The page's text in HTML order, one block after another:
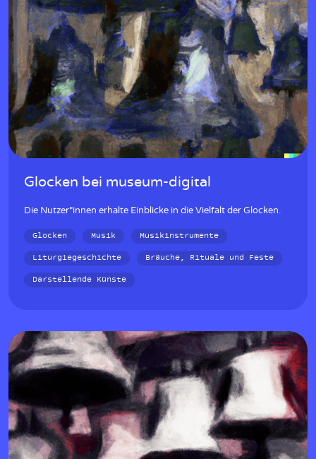
Glocken bei museum-digital
Die Nutzer*innen erhalte Einblicke in die Vielfalt der Glocken.
Glocken Musik
Musikinstrumente
Liturgiegeschichte
Bräuche, Rituale und Feste
Darstellende Künste